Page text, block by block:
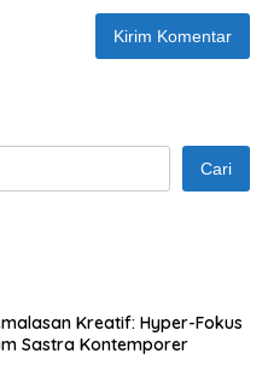
Cari
Kreatif: Hyper-Fokus
Sastra Kontemporer